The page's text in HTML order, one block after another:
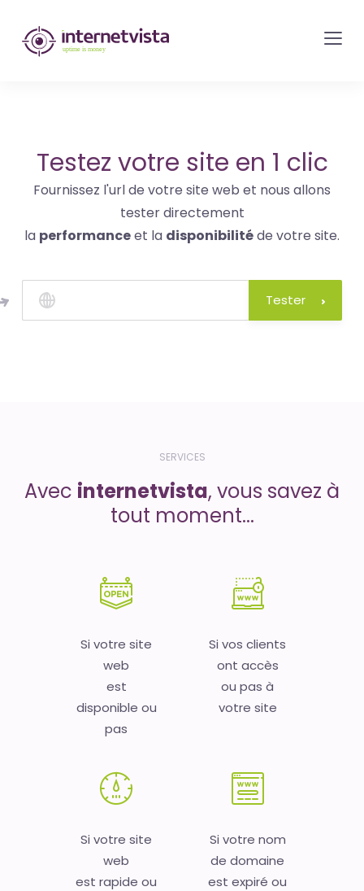
internetvista
monitoring
site
web
et
de
services
internet-
Uptime
is
Testez votre site en 1 clic
Fournissez l'url de votre site web et nous allons
tester directement
la performanceet la disponibilitéde votre site.
Tester
SERVICES
Avec internetvista, vous savez à
tout moment...
Si votre site
web
est
disponible ou
pas
Si vos clients
ont accès
ou pas à
votre site
Si votre site
web
est rapide ou
Si votre nom
de domaine
est expiré ou